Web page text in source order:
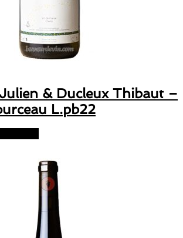
& Ducleux Thibaut –
L.pb22